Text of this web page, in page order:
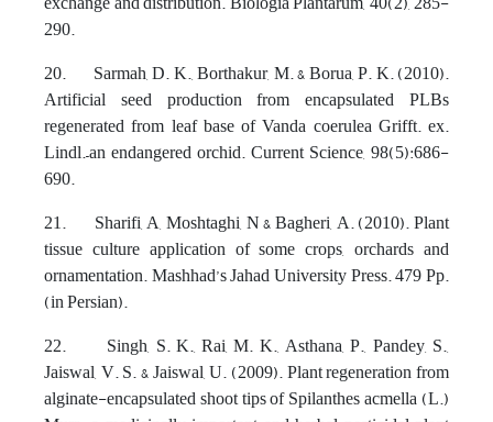
290.
20. Sarmah, D. K., Borthakur, M. & Borua, P. K. (2010).
Artificial seed production from encapsulated PLBs
regenerated from leaf base of Vanda coerulea Grifft. ex.
Lindl.–an endangered orchid. Current Science, 98(5):686-
690.
21. Sharifi, A, Moshtaghi, N & Bagheri, A. (2010). Plant
tissue culture application of some crops, orchards and
ornamentation. Mashhad’s Jahad University Press. 479 Pp.
(in Persian).
22. Singh, S. K., Rai, M. K., Asthana, P., Pandey, S.,
Jaiswal, V. S. & Jaiswal, U. (2009). Plant regeneration from
alginate-encapsulated shoot tips of Spilanthes acmella (L.)